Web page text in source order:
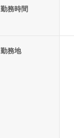
勤務時間
勤務地